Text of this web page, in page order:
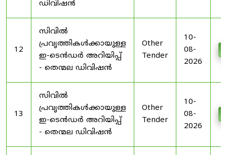
ഡിവിഷൻ
12
സിവിൽ
പ്രവൃത്തികൾക്കായുള്ള
ഇ-ടെൻഡർ അറിയിപ്പ്
- തെന്മല ഡിവിഷൻ
Other
Tender
10-
08-
2026
13
സിവിൽ
പ്രവൃത്തികൾക്കായുള്ള
ഇ-ടെൻഡർ അറിയിപ്പ്
- തെന്മല ഡിവിഷൻ
Other
Tender
10-
08-
2026